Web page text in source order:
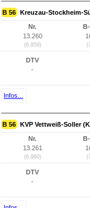
B 56 Kreuzau-Stockheim-
Nr.
13.260
(6.959)
DTV
-
Infos...
B 56 KVP Vettweiß-Soller
Nr.
13.261
(6.960)
DTV
-